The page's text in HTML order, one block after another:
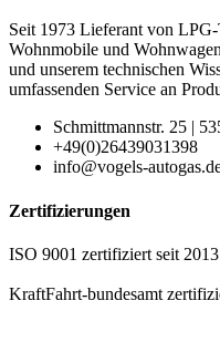
Seit 1973 Lieferant von
Wohnmobile und
und unserem technischen
umfassenden Service an
Schmittmannstr. 25 |
+49(0)26439031398
info@vogels-
Zertifizierungen
ISO 9001 zertifiziert seit
KraftFahrt-bundesamt